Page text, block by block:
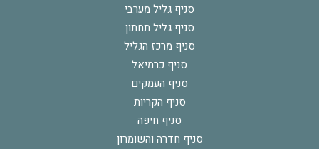
סניף גליל מערבי
סניף גליל תחתון
סניף מרכז הגליל
סניף כרמיאל
סניף העמקים
סניף הקריות
סניף חיפה
סניף חדרה והשומרון